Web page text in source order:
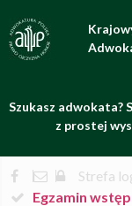
Szukasz adwokata?
z prostej
Strefa
Egzamin